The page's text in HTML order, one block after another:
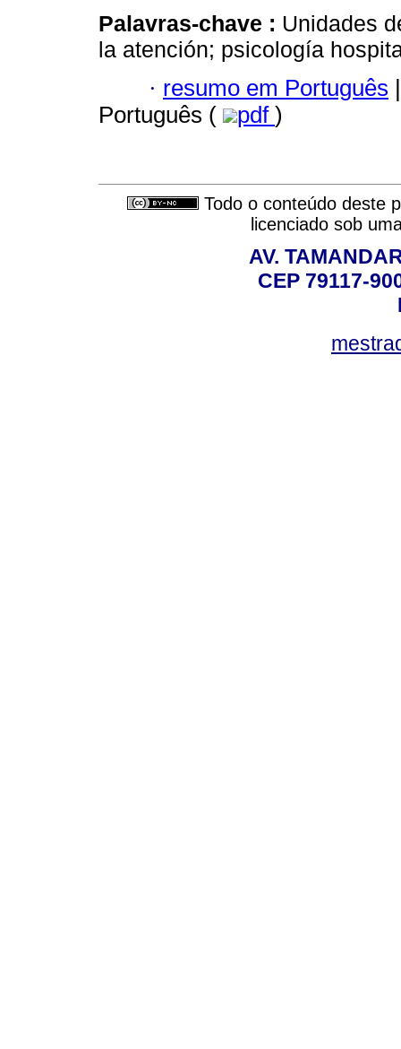
Palavras-chave : Unidades
la atención; psicología
· resumo em Português |
Português (
pdf )
Todo o conteúdo deste
licenciado sob
AV.
CEP 79117-